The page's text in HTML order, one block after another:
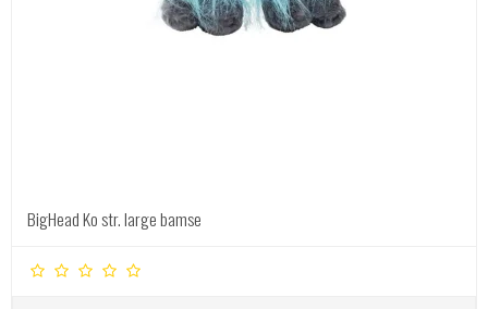
BigHead Ko str. large bamse